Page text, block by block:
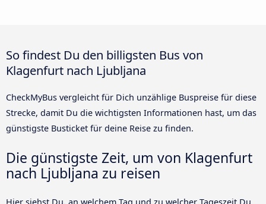
So findest Du den billigsten Bus von
Klagenfurt nach Ljubljana
CheckMyBus vergleicht für Dich unzählige Buspreise für diese
Strecke, damit Du die wichtigsten Informationen hast, um das
günstigste Busticket für deine Reise zu finden.
Die günstigste Zeit, um von Klagenfurt
nach Ljubljana zu reisen